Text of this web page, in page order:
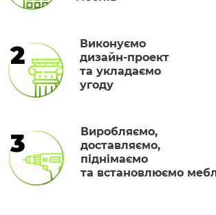
2
Виконуємо
дизайн-проект
та укладаємо
угоду
3
Виробляємо,
доставляємо,
піднімаємо
та встановлюємо